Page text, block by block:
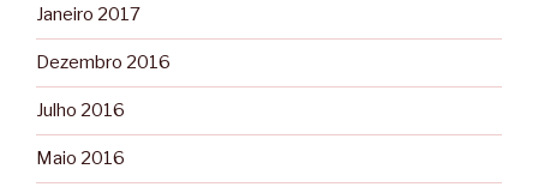
Janeiro 2017
Dezembro 2016
Julho 2016
Maio 2016